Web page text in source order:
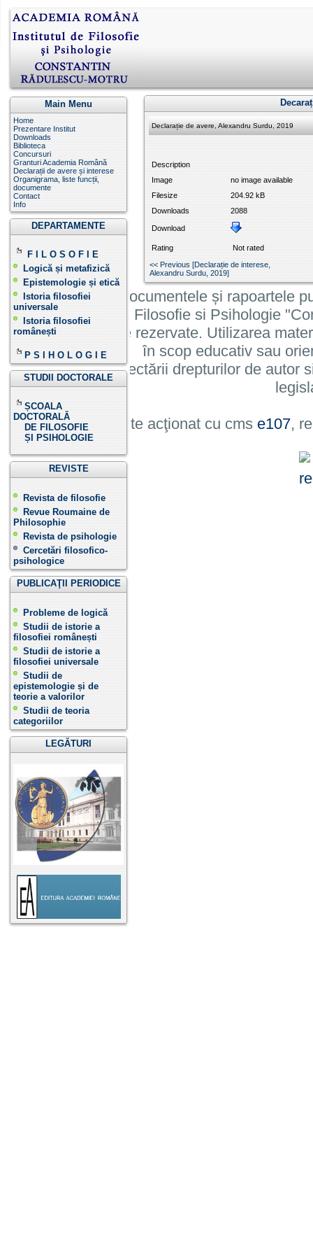
Main Menu
Home
Prezentare Institut
Downloads
Biblioteca
Concursuri
Granturi Academia Română
Declarații de avere și interese
Organigrama, liste funcții,
documente
Contact
Info
DEPARTAMENTE
F I L O S O F I E
Logică și metafizică
Epistemologie și etică
Istoria filosofiei
universale
Istoria filosofiei
românești
P S I H O L O G I E
STUDII DOCTORALE
ȘCOALA
DOCTORALĂ
DE FILOSOFIE
ȘI PSIHOLOGIE
REVISTE
Revista de filosofie
Revue Roumaine de
Philosophie
Revista de psihologie
Cercetări filosofico-
psihologice
PUBLICAŢII PERIODICE
Probleme de logică
Studii de istorie a
filosofiei românești
Studii de istorie a
filosofiei universale
Studii de
epistemologie și de
teorie a valorilor
Studii de teoria
categoriilor
LEGĂTURI
Declarație de avere, Alexandru Surdu, 2019
Description
Image
no image available
Filesize
204.92 kB
Downloads
2088
Download
Rating
Not rated
<< Previous [Declarație de interese,
Alexandru Surdu , 2019]
Informatiile, documentele și rapoartele
Institutului de Filosofie si Psihologie
cu toate drepturile rezervate. Utilizarea
în scop educativ sau
cu condiția respectării drepturilor de autor
Site acţionat cu cms e107,